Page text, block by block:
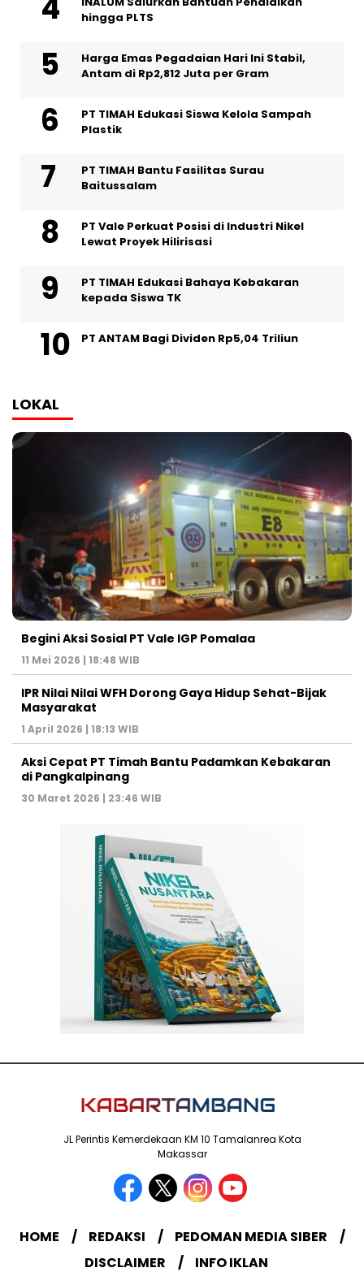
hingga PLTS
Harga Emas Pegadaian Hari Ini Stabil,
Antam di Rp2,812 Juta per Gram
PT TIMAH Edukasi Siswa Kelola Sampah
Plastik
PT TIMAH Bantu Fasilitas Surau
Baitussalam
PT Vale Perkuat Posisi di Industri Nikel
Lewat Proyek Hilirisasi
PT TIMAH Edukasi Bahaya Kebakaran
kepada Siswa TK
PT ANTAM Bagi Dividen Rp5,04 Triliun
LOKAL
Begini Aksi Sosial PT Vale IGP Pomalaa
11 Mei 2026 | 18:48 WIB
IPR Nilai Nilai WFH Dorong Gaya Hidup Sehat-Bijak
Masyarakat
1 April 2026 | 18:13 WIB
Aksi Cepat PT Timah Bantu Padamkan Kebakaran
di Pangkalpinang
30 Maret 2026 | 23:46 WIB
JL Perintis Kemerdekaan KM 10 Tamalanrea Kota
Makassar
HOME REDAKSI
PEDOMAN MEDIA SIBER
DISCLAIMER
INFO IKLAN